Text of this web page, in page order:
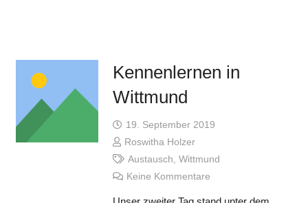
Kennenlernen in
Wittmund
19. September 2019
Roswitha Holzer
Austausch, Wittmund
Keine Kommentare